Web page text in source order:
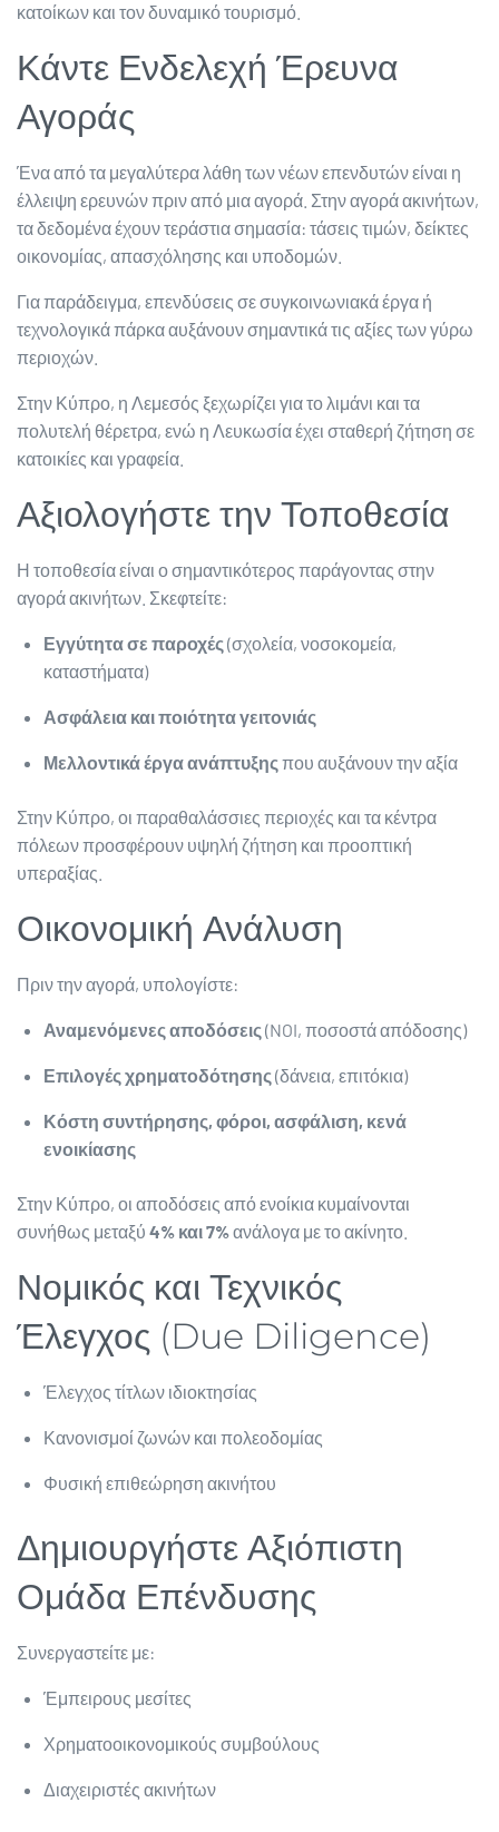
κατοίκων και τον δυναμικό τουρισμό.
Κάντε Ενδελεχή Έρευνα
Αγοράς
Ένα από τα μεγαλύτερα λάθη των νέων επενδυτών είναι η
έλλειψη ερευνών πριν από μια αγορά. Στην αγορά ακινήτων,
τα δεδομένα έχουν τεράστια σημασία: τάσεις τιμών, δείκτες
οικονομίας, απασχόλησης και υποδομών.
Για παράδειγμα, επενδύσεις σε συγκοινωνιακά έργα ή
τεχνολογικά πάρκα αυξάνουν σημαντικά τις αξίες των γύρω
περιοχών.
Στην Κύπρο, η Λεμεσός ξεχωρίζει για το λιμάνι και τα
πολυτελή θέρετρα, ενώ η Λευκωσία έχει σταθερή ζήτηση σε
κατοικίες και γραφεία.
Αξιολογήστε την Τοποθεσία
Η τοποθεσία είναι ο σημαντικότερος παράγοντας στην
αγορά ακινήτων. Σκεφτείτε:
Εγγύτητα σε παροχές (σχολεία, νοσοκομεία,
καταστήματα)
Ασφάλεια και ποιότητα γειτονιάς
Μελλοντικά έργα ανάπτυξης που αυξάνουν την αξία
Στην Κύπρο, οι παραθαλάσσιες περιοχές και τα κέντρα
πόλεων προσφέρουν υψηλή ζήτηση και προοπτική
υπεραξίας.
Οικονομική Ανάλυση
Πριν την αγορά, υπολογίστε:
Αναμενόμενες αποδόσεις (NOI, ποσοστά απόδοσης)
Επιλογές χρηματοδότησης (δάνεια, επιτόκια)
Κόστη συντήρησης, φόροι, ασφάλιση, κενά
ενοικίασης
Στην Κύπρο, οι αποδόσεις από ενοίκια κυμαίνονται
συνήθως μεταξύ 4% και 7%ανάλογα με το ακίνητο.
Νομικός και Τεχνικός
Έλεγχος (Due Diligence)
Έλεγχος τίτλων ιδιοκτησίας
Κανονισμοί ζωνών και πολεοδομίας
Φυσική επιθεώρηση ακινήτου
Δημιουργήστε Αξιόπιστη
Ομάδα Επένδυσης
Συνεργαστείτε με:
Έμπειρους μεσίτες
Χρηματοοικονομικούς συμβούλους
Διαχειριστές ακινήτων